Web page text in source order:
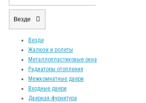
Везде
Везде
Жалюзи и ролеты
Металлопластиковые окна
Радиаторы отопления
Межкомнатные двери
Входные двери
Дверная фурнитура